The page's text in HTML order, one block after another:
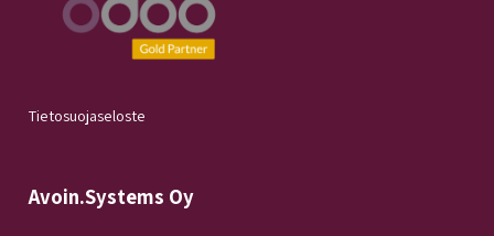
Tietosuojaseloste
Avoin.Systems Oy